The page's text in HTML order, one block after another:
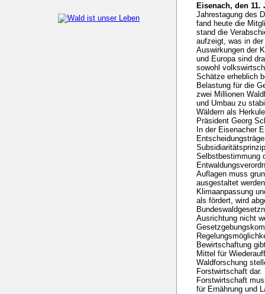
Eisenach, den 11.
Jahrestagung des
fand heute die
stand die
aufzeigt, was in
Auswirkungen der
und Europa sind
sowohl
Schätze erheblich
Belastung für die
zwei Millionen
und Umbau zu
Wäldern als
Präsident Georg
In der Eisenacher
Selbstbestimmung
Auflagen muss
ausgestaltet
Klimaanpassung
als fördert, wird
Ausrichtung nicht
Bewirtschaftung
Mittel für
Waldforschung
Forstwirtschaft
Forstwirtschaft
für Ernährung und